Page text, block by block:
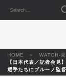
HOME
WATCH-
【日本代表／記者会見
選手たちにブルーノ監